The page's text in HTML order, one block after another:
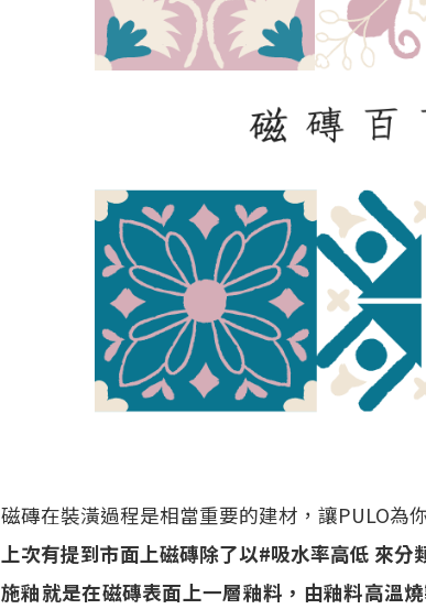
磁磚在裝潢過程是相當重要的建材，讓PULO為
上次有提到市面上磁磚除了以#吸水率高低 來分
施釉就是在磁磚表面上一層釉料，由釉料高溫